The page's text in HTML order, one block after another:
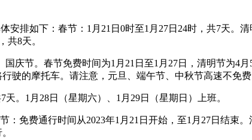
安排如下：春节：1月21日0时至1月27日24时，共7天。
共8天。
庆节。春节免费时间为1月21日至1月27日，清明节为4
驶的摩托车。请注意，元旦、端午节、中秋节高速不免费
。1月28日（星期六）、1月29日（星期日）上班。
：免费通行时间从2023年1月21日开始，至1月27日结束